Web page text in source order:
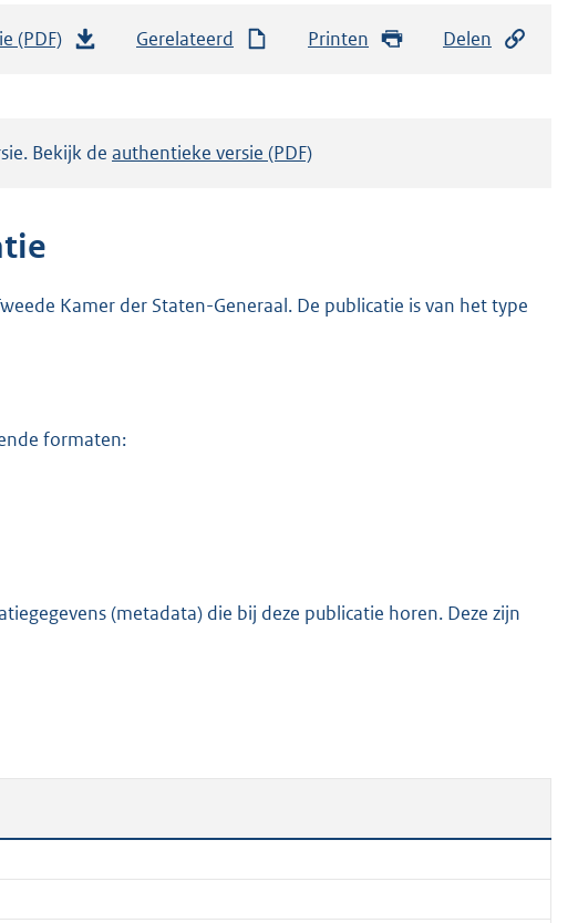
(PDF)
a
r
b
Gerelateerd Printen Delen
Bekijk de authentieke versie (PDF)
Kamer der Staten-Generaal. De publicatie is van het type
formaten:
(metadata) die bij deze publicatie horen. Deze zijn